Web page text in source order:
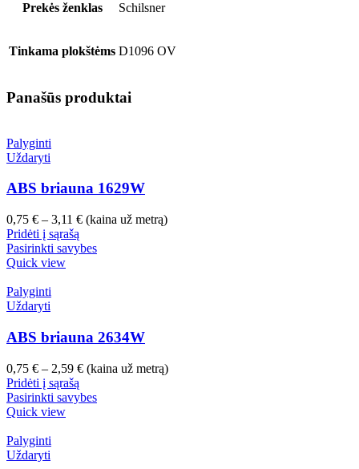
Prekės ženklas Schilsner
Tinkama plokštėms D1096 OV
Panašūs produktai
Palyginti
Uždaryti
ABS briauna 1629W
0,75 € – 3,11 €Price
0,75 €
(kaina už metrą)
Pridėti į sąrašą
Pasirinkti savybes
Quick view
Palyginti
Uždaryti
ABS briauna 2634W
0,75 € – 2,59 €Price
0,75 €
(kaina už metrą)
Pridėti į sąrašą
Pasirinkti savybes
Quick view
Palyginti
Uždaryti